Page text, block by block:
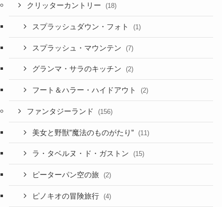
クリッターカントリー (18)
スプラッシュダウン・フォト (1)
スプラッシュ・マウンテン (7)
グランマ・サラのキッチン (2)
フート＆ハラー・ハイドアウト (2)
ファンタジーランド (156)
美女と野獣”魔法のものがたり” (11)
ラ・タベルヌ・ド・ガストン (15)
ピーターパン空の旅 (2)
ピノキオの冒険旅行 (4)